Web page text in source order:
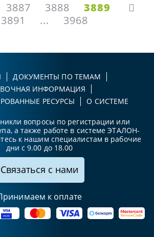
3887 3888
3889
3891 ... 3968
ДОКУМЕНТЫ ПО ТЕМАМ
ИНФОРМАЦИЯ
РЕСУРСЫ
О СИСТЕМЕ
вопросы по регистрации или
а также работе в системе ЭТАЛОН-
к нашим специалистам в рабочие
дни с 9.00 до 18.00
Связаться с нами
к оплате